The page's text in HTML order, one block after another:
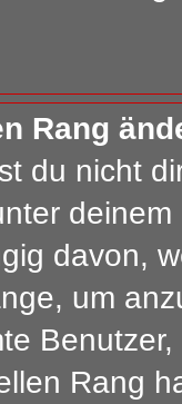
Rang
du nicht
davon,
um
Rang